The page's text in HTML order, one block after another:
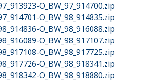
O_BW_97_914700.zip
O_BW_98_914835.zip
O_BW_98_916088.zip
O_BW_98_917107.zip
O_BW_98_917725.zip
O_BW_98_918341.zip
O_BW_98_918880.zip